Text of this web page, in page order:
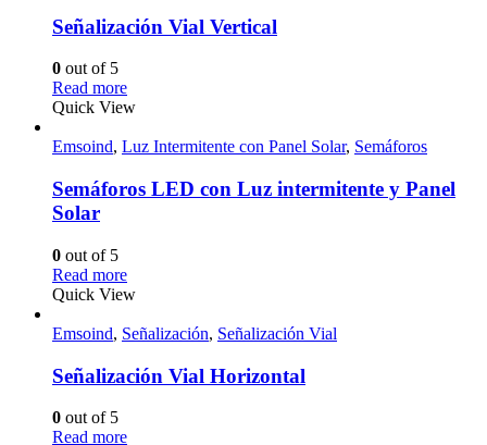
Señalización Vial Vertical
0 out of 5
Read more
Quick View
Emsoind, Luz Intermitente con Panel Solar, Semáforos
Semáforos LED con Luz intermitente y Panel
Solar
0 out of 5
Read more
Quick View
Emsoind, Señalización, Señalización Vial
Señalización Vial Horizontal
0 out of 5
Read more